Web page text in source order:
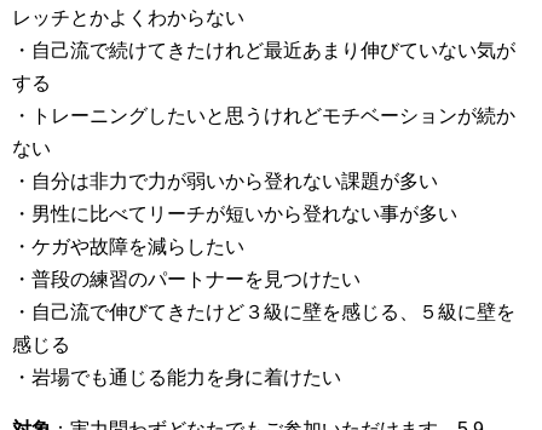
レッチとかよくわからない
・自己流で続けてきたけれど最近あまり伸びていない気が
する
・トレーニングしたいと思うけれどモチベーションが続か
ない
・自分は非力で力が弱いから登れない課題が多い
・男性に比べてリーチが短いから登れない事が多い
・ケガや故障を減らしたい
・普段の練習のパートナーを見つけたい
・自己流で伸びてきたけど３級に壁を感じる、５級に壁を
感じる
・岩場でも通じる能力を身に着けたい